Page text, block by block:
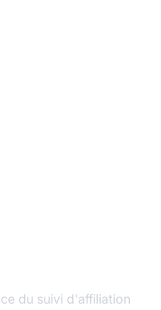
du suivi d'affiliation